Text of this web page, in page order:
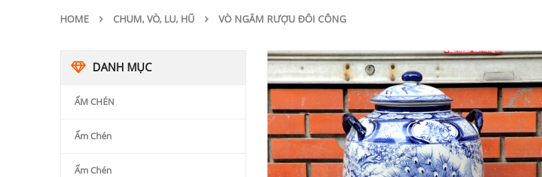
HOME CHUM, VÒ, LU, HŨ VÒ NGÂM RƯỢU ĐÔI CÔNG
DANH MỤC
ẤM CHÉN
Ấm Chén
Ấm Chén